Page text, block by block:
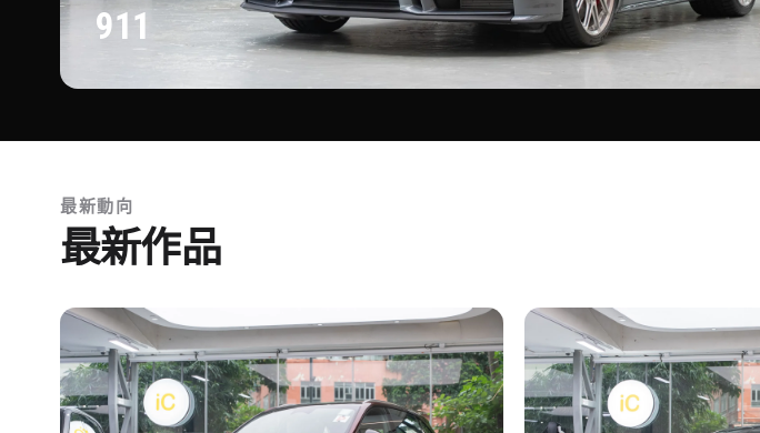
911
最新動向
最新作品